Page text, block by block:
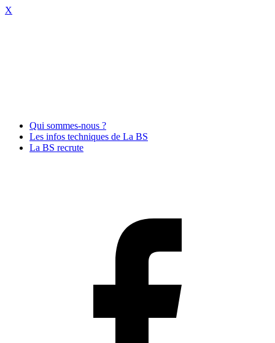
X
Qui sommes-nous ?
Les infos techniques de La BS
La BS recrute